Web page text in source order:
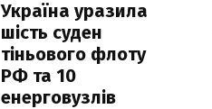
Україна уразила
шість суден
тіньового флоту
РФ та 10
енерговузлів